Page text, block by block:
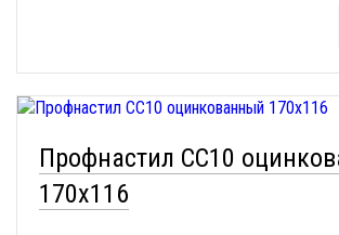
Профнастил СС10
170х116